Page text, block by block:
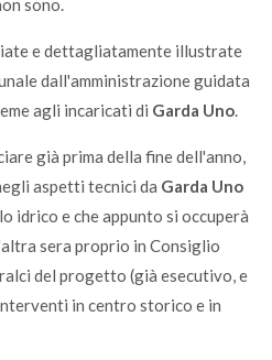
sono.
e dettagliatamente illustrate
dall'amministrazione guidata
agli incaricati di Garda Uno.
già prima della fine dell'anno,
aspetti tecnici da Garda Uno
idrico e che appunto si occuperà
sera proprio in Consiglio
del progetto (già esecutivo, e
in centro storico e in